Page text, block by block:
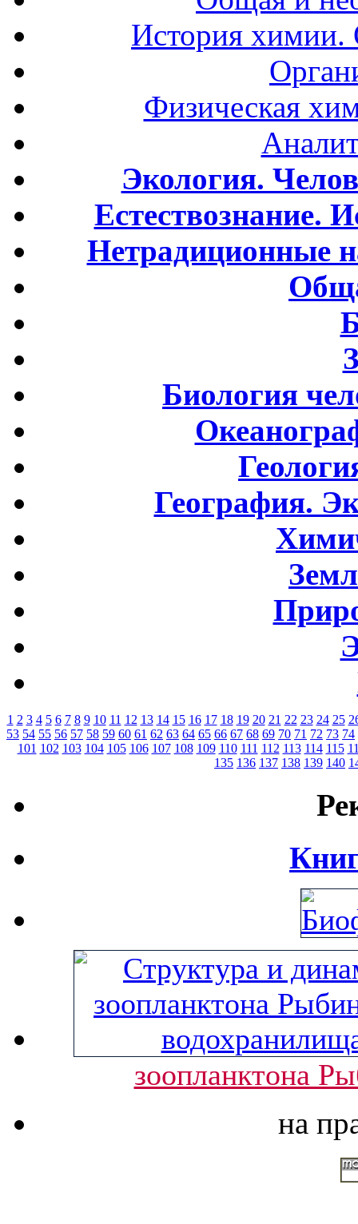
История
Физическая
Экология.
Естествознание.
Нетрадиционные
Биология
География.
1 2 3 4 5 6 7 8 9 10 11 12 13 14 15 16 17 18 19 20 21 22 23 24 25
53 54 55 56 57 58 59 60 61 62 63 64 65 66 67 68 69 70 71 72 73 74
101 102 103 104 105 106 107 108 109 110 111 112 113 114 115
135 136 137 138 139 140
зоопланктона
на